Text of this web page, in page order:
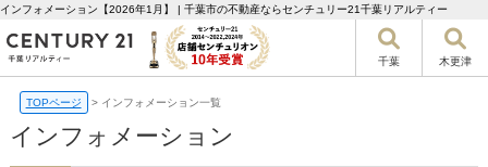
インフォメーション【2026年1月】 | 千葉市の不動産ならセンチュリー21千葉リアルティー
千葉 木更津
TOPページ > インフォメーション一覧
インフォメーション